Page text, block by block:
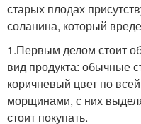
старых плодах
соланина, который
1.Первым делом стоит
вид продукта: обычные
коричневый цвет по
морщинами, с них
стоит покупать.